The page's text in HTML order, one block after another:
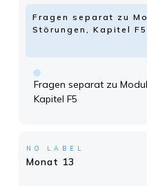
Fragen separat zu
Störungen, Kapitel F5
Fragen separat zu
Kapitel F5
NO LABEL
Monat 13